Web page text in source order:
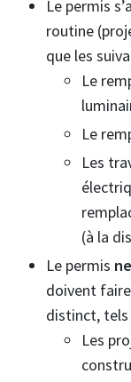
Le permis
routine
que les
Le
Le
Les
(à la
Le permis
doivent
distinct, tels
Les